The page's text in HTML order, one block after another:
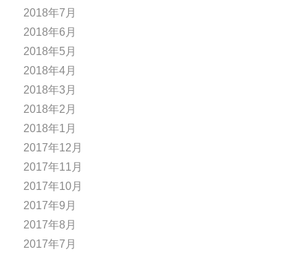
2018年7月
2018年6月
2018年5月
2018年4月
2018年3月
2018年2月
2018年1月
2017年12月
2017年11月
2017年10月
2017年9月
2017年8月
2017年7月